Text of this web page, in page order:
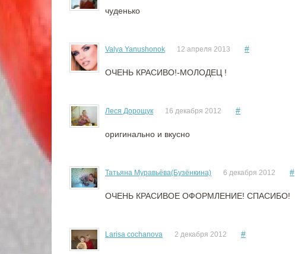
чуденько
Valya Yanushonok 12 апреля 2013 #
ОЧЕНЬ КРАСИВО!-МОЛОДЕЦ !
Леся Дорощук 16 декабря 2012 #
оригинально и вкусно
Татьяна Муравьёва(Бузёнкина) 6 декабря 2012 #
ОЧЕНЬ КРАСИВОЕ ОФОРМЛЕНИЕ! СПАСИБО!
Larisa cochanova 2 декабря 2012 #